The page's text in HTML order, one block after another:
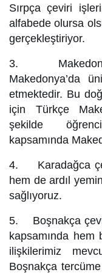
Sırpça çeviri
alfabede olursa
gerçekleştiriyor.
3. Makedonca
Makedonya’da
etmektedir. Bu
için Türkçe
şekilde
kapsamında
4. Karadağca
hem de ardıl
sağlıyoruz.
5. Boşnakça
kapsamında
ilişkilerimiz
Boşnakça tercüme